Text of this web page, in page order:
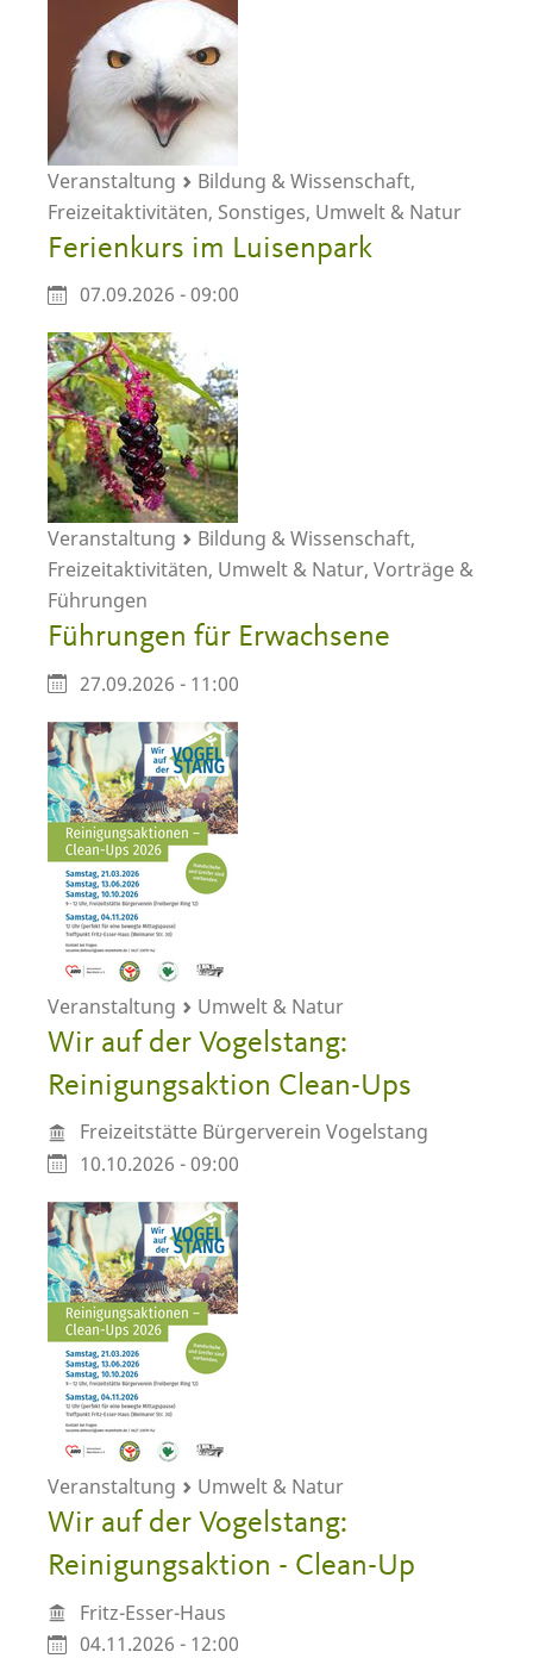
Veranstaltung
Bildung & Wissenschaft,
Freizeitaktivitäten, Sonstiges, Umwelt & Natur
Ferienkurs im Luisenpark
07.09.2026 - 09:00
Veranstaltung
Bildung & Wissenschaft,
Freizeitaktivitäten, Umwelt & Natur, Vorträge &
Führungen
Führungen für Erwachsene
27.09.2026 - 11:00
Veranstaltung Umwelt & Natur
Wir auf der Vogelstang:
Reinigungsaktion Clean-Ups
Freizeitstätte Bürgerverein Vogelstang
10.10.2026 - 09:00
Veranstaltung Umwelt & Natur
Wir auf der Vogelstang:
Reinigungsaktion - Clean-Up
Fritz-Esser-Haus
04.11.2026 - 12:00